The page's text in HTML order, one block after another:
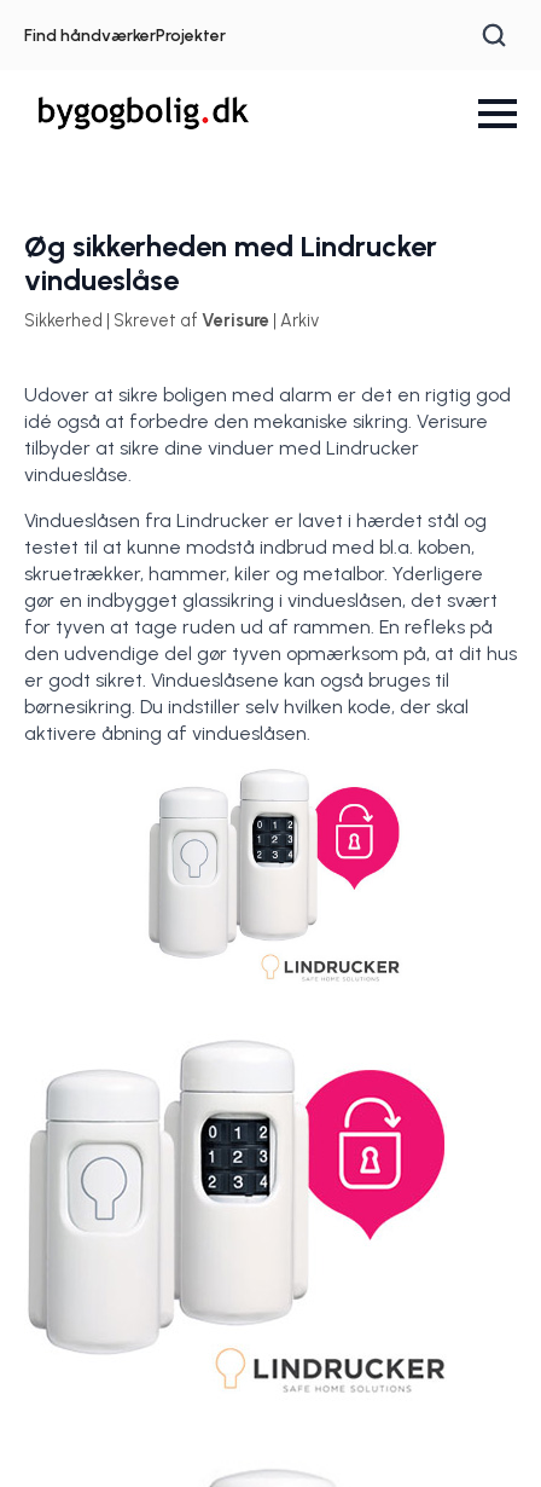
Find håndværkerProjekter
Øg sikkerheden med Lindrucker
vindueslåse
Sikkerhed | Skrevet af Verisure | Arkiv
Udover at sikre boligen med alarm er det en rigtig god
idé også at forbedre den mekaniske sikring. Verisure
tilbyder at sikre dine vinduer med Lindrucker
vindueslåse.
Vindueslåsen fra Lindrucker er lavet i hærdet stål og
testet til at kunne modstå indbrud med bl.a. koben,
skruetrækker, hammer, kiler og metalbor. Yderligere
gør en indbygget glassikring i vindueslåsen, det svært
for tyven at tage ruden ud af rammen. En refleks på
den udvendige del gør tyven opmærksom på, at dit hus
er godt sikret. Vindueslåsene kan også bruges til
børnesikring. Du indstiller selv hvilken kode, der skal
aktivere åbning af vindueslåsen.